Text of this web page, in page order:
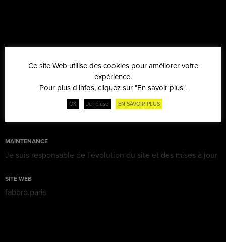
CRÉATION
MAINTENANCE
Je suis responsable de l'évolution du site et des mises à jour
SITE WEB
fabbro.paris
Ce site Web utilise des cookies pour améliorer votre
expérience.
Pour plus d'infos, cliquez sur "En savoir plus".
OK Je refuse EN SAVOIR PLUS